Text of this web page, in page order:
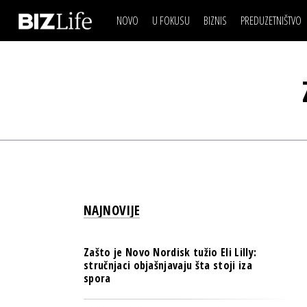
NOVO U FOKUSU BIZNIS
ESG & ENERGY
PULS REGIONA
PREDUZETNIŠTVO
IZJAVA DANABIZNIS SCENA
NOVO NA RAFU
NAJNOVIJE
Zašto je Novo Nordisk tužio Eli Lilly:
stručnjaci objašnjavaju šta stoji iza
spora